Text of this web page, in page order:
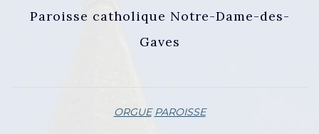
Paroisse catholique Notre-Dame-des-
Gaves
ORGUE PAROISSE